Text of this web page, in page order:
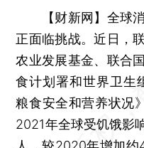
【财新网】 全球
正面临挑战。近日，
农业发展基金、联合
食计划署和世界卫生
粮食安全和营养状况
2021年全球受饥饿影